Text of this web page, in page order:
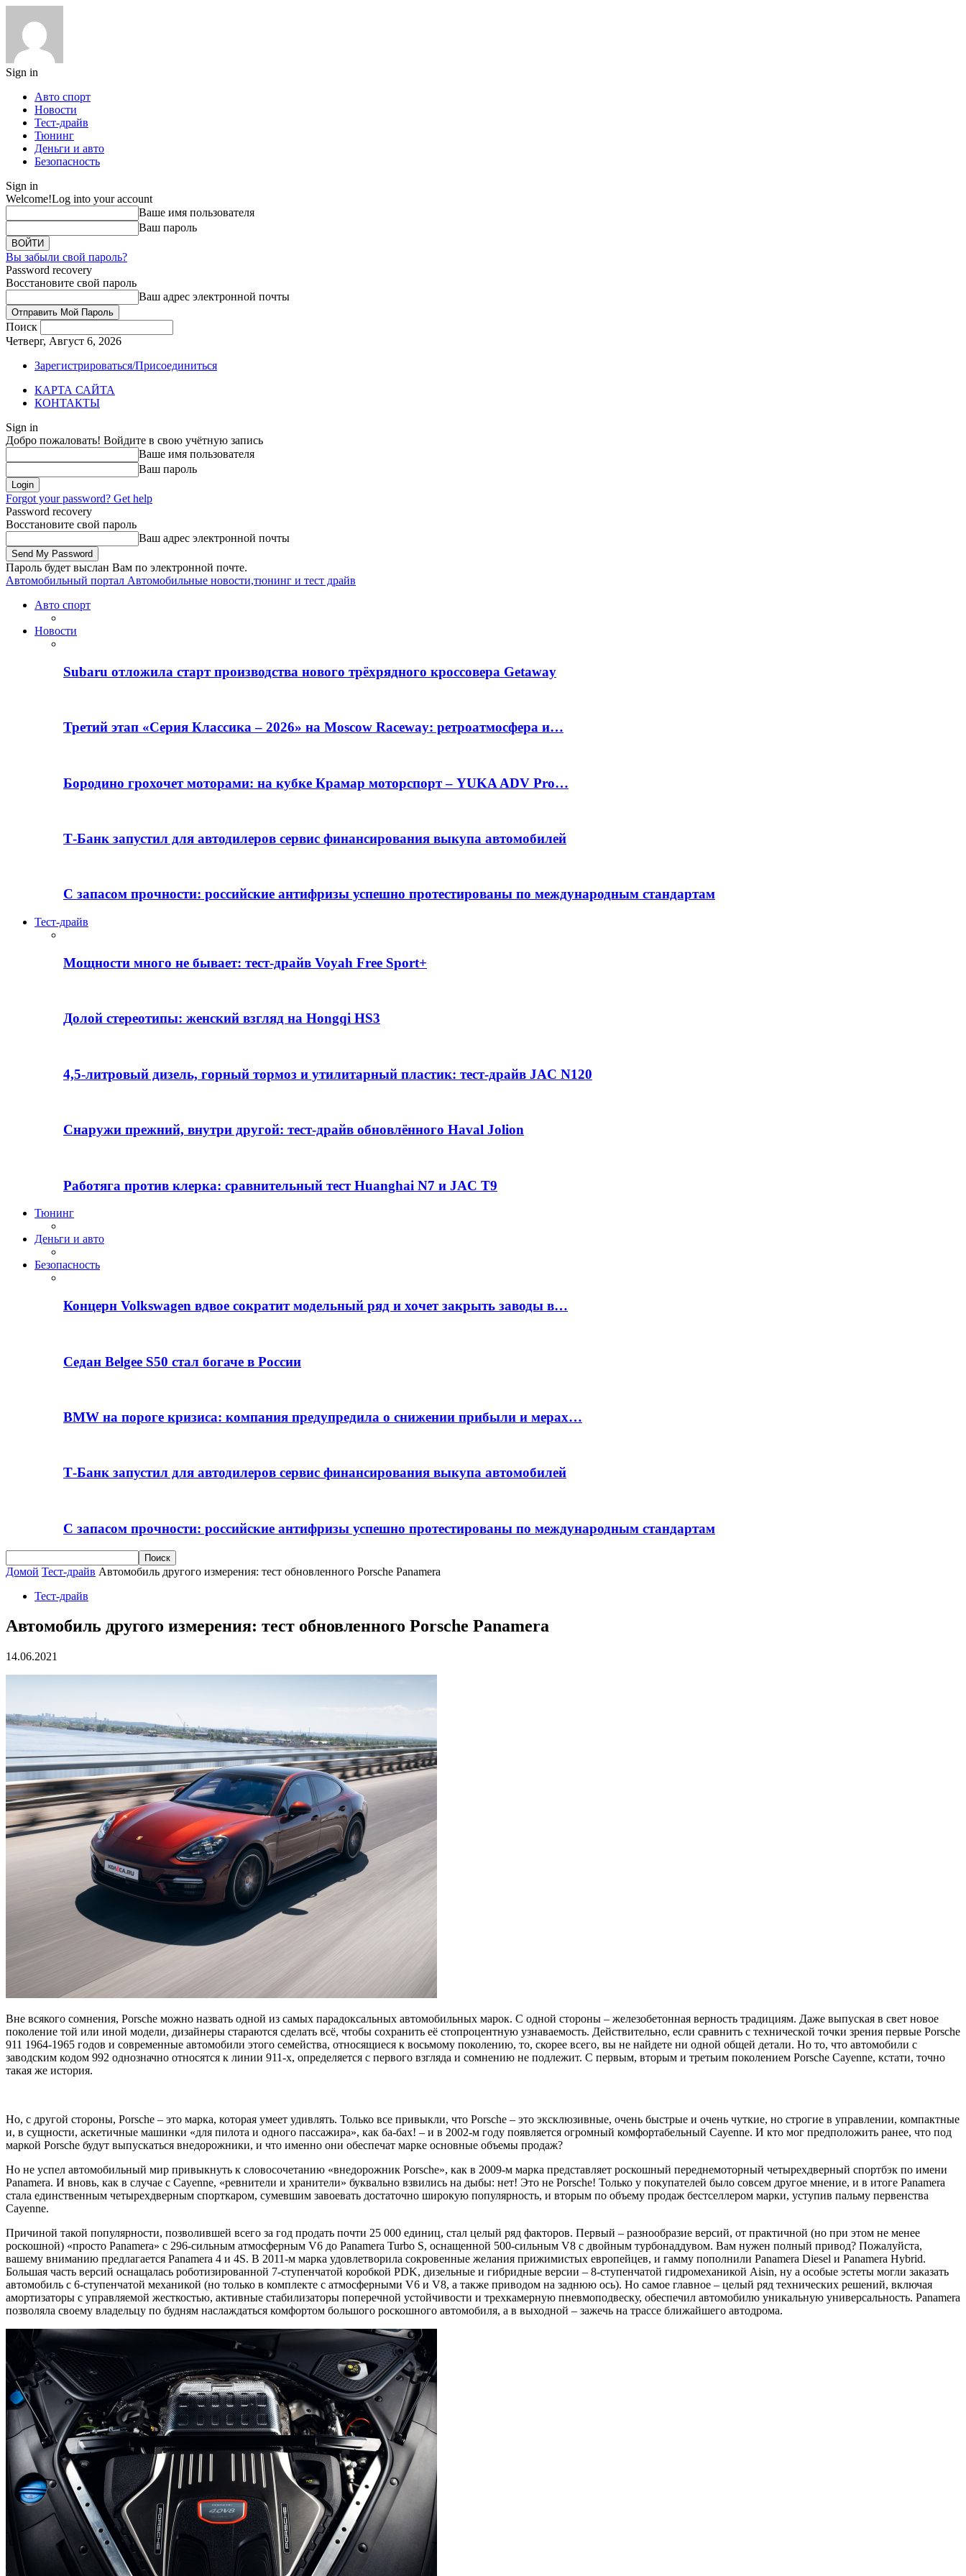
Sign in
Авто спорт
Новости
Тест-драйв
Тюнинг
Деньги и авто
Безопасность
Sign in
Welcome!Log into your account
Ваше имя пользователя
Ваш пароль
Вы забыли свой пароль?
Password recovery
Восстановите свой пароль
Ваш адрес электронной почты
Поиск
Четверг, Август 6, 2026
Зарегистрироваться/Присоединиться
КАРТА САЙТА
КОНТАКТЫ
Sign in
Добро пожаловать! Войдите в свою учётную запись
Ваше имя пользователя
Ваш пароль
Forgot your password? Get help
Password recovery
Восстановите свой пароль
Ваш адрес электронной почты
Пароль будет выслан Вам по электронной почте.
Автомобильный портал Автомобильные новости,тюнинг и тест драйв
Авто спорт
Новости
Subaru отложила старт производства нового трёхрядного кроссовера Getaway
Третий этап «Серия Классика – 2026» на Moscow Raceway: ретроатмосфера и…
Бородино грохочет моторами: на кубке Крамар моторспорт – YUKA ADV Pro…
Т-Банк запустил для автодилеров сервис финансирования выкупа автомобилей
С запасом прочности: российские антифризы успешно протестированы по международным стандартам
Тест-драйв
Мощности много не бывает: тест-драйв Voyah Free Sport+
Долой стереотипы: женский взгляд на Hongqi HS3
4,5-литровый дизель, горный тормоз и утилитарный пластик: тест-драйв JAC N120
Снаружи прежний, внутри другой: тест-драйв обновлённого Haval Jolion
Работяга против клерка: сравнительный тест Huanghai N7 и JAC T9
Тюнинг
Деньги и авто
Безопасность
Концерн Volkswagen вдвое сократит модельный ряд и хочет закрыть заводы в…
Седан Belgee S50 стал богаче в России
BMW на пороге кризиса: компания предупредила о снижении прибыли и мерах…
Т-Банк запустил для автодилеров сервис финансирования выкупа автомобилей
С запасом прочности: российские антифризы успешно протестированы по международным стандартам
Домой Тест-драйв Автомобиль другого измерения: тест обновленного Porsche Panamera
Тест-драйв
Автомобиль другого измерения: тест обновленного Porsche Panamera
14.06.2021
Вне всякого сомнения, Porsche можно назвать одной из самых парадоксальных автомобильных марок. С одной стороны – железобетонная верность традициям. Даже выпуская в свет новое
поколение той или иной модели, дизайнеры стараются сделать всё, чтобы сохранить её стопроцентную узнаваемость. Действительно, если сравнить с технической точки зрения первые Porsche
911 1964-1965 годов и современные автомобили этого семейства, относящиеся к восьмому поколению, то, скорее всего, вы не найдете ни одной общей детали. Но то, что автомобили с
заводским кодом 992 однозначно относятся к линии 911-х, определяется с первого взгляда и сомнению не подлежит. С первым, вторым и третьим поколением Porsche Cayenne, кстати, точно
такая же история.
Но, с другой стороны, Porsche – это марка, которая умеет удивлять. Только все привыкли, что Porsche – это эксклюзивные, очень быстрые и очень чуткие, но строгие в управлении, компактные
и, в сущности, аскетичные машинки «для пилота и одного пассажира», как ба-бах! – и в 2002-м году появляется огромный комфортабельный Cayenne. И кто мог предположить ранее, что под
маркой Porsche будут выпускаться внедорожники, и что именно они обеспечат марке основные объемы продаж?
Но не успел автомобильный мир привыкнуть к словосочетанию «внедорожник Porsche», как в 2009-м марка представляет роскошный переднемоторный четырехдверный спортбэк по имени
Panamera. И вновь, как в случае с Cayenne, «ревнители и хранители» буквально взвились на дыбы: нет! Это не Porsche! Только у покупателей было совсем другое мнение, и в итоге Panamera
стала единственным четырехдверным спорткаром, сумевшим завоевать достаточно широкую популярность, и вторым по объему продаж бестселлером марки, уступив пальму первенства
Cayenne.
Причиной такой популярности, позволившей всего за год продать почти 25 000 единиц, стал целый ряд факторов. Первый – разнообразие версий, от практичной (но при этом не менее
роскошной) «просто Panamera» c 296-сильным атмосферным V6 до Panamera Turbo S, оснащенной 500-сильным V8 с двойным турбонаддувом. Вам нужен полный привод? Пожалуйста,
вашему вниманию предлагается Panamera 4 и 4S. В 2011-м марка удовлетворила сокровенные желания прижимистых европейцев, и гамму пополнили Panamera Diesel и Panamera Hybrid.
Большая часть версий оснащалась роботизированной 7-ступенчатой коробкой PDK, дизельные и гибридные версии – 8-ступенчатой гидромеханикой Aisin, ну а особые эстеты могли заказать
автомобиль с 6-ступенчатой механикой (но только в комплекте с атмосферными V6 и V8, а также приводом на заднюю ось). Но самое главное – целый ряд технических решений, включая
амортизаторы с управляемой жесткостью, активные стабилизаторы поперечной устойчивости и трехкамерную пневмоподвеску, обеспечил автомобилю уникальную универсальность. Panamera
позволяла своему владельцу по будням наслаждаться комфортом большого роскошного автомобиля, а в выходной – зажечь на трассе ближайшего автодрома.